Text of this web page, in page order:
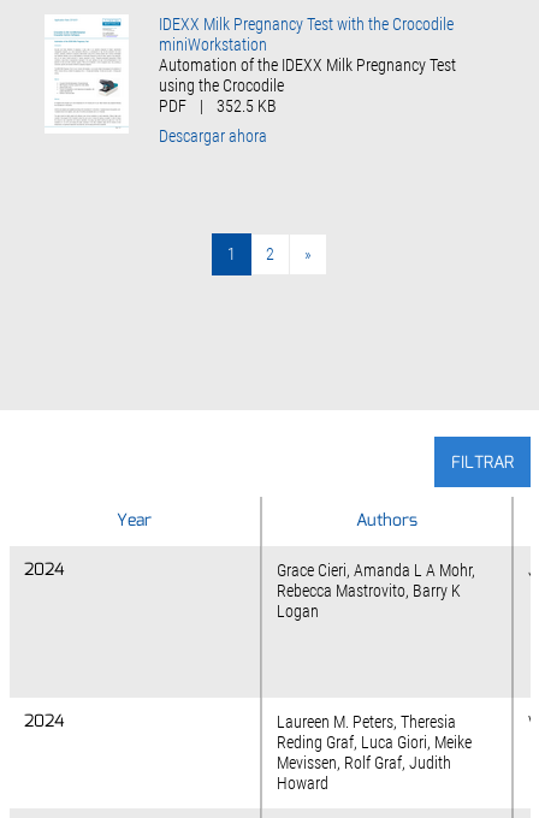
IDEXX Milk Pregnancy Test with the Crocodile
miniWorkstation
Automation of the IDEXX Milk Pregnancy Test
using the Crocodile
PDF
|
352.5 KB
Descargar ahora
1 2 »
FILTRAR
Year
2024
2024
Year
Authors
2024
Grace Cieri, Amanda L A Mohr,
Rebecca Mastrovito, Barry K
Logan
2024
Laureen M. Peters, Theresia
Reding Graf, Luca Giori, Meike
Mevissen, Rolf Graf, Judith
Howard